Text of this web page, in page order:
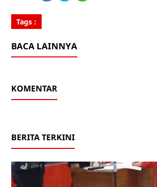
Tags :
BACA LAINNYA
KOMENTAR
BERITA TERKINI